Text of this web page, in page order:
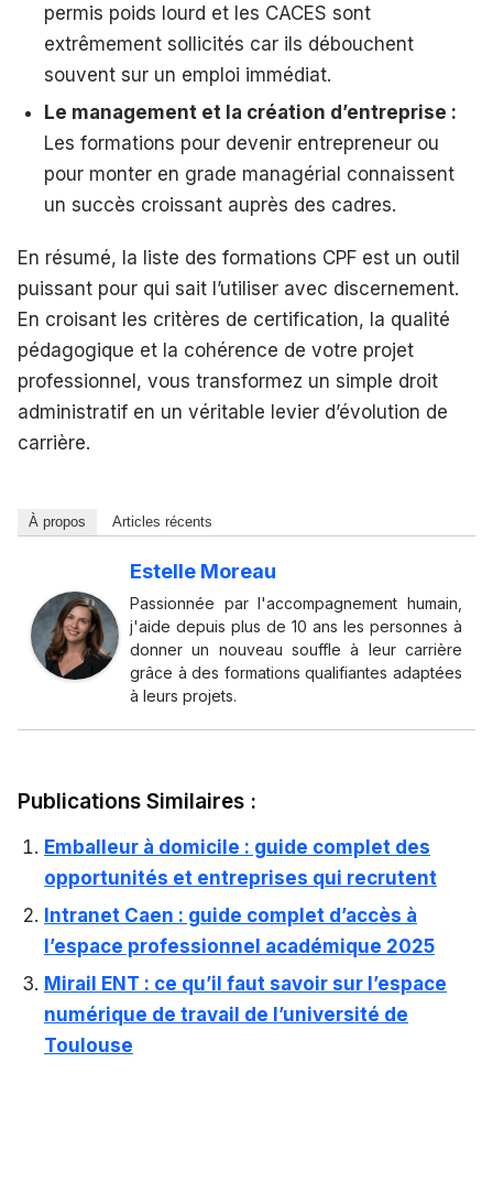
permis poids lourd et les CACES sont
extrêmement sollicités car ils débouchent
souvent sur un emploi immédiat.
Le management et la création d’entreprise :
Les formations pour devenir entrepreneur ou
pour monter en grade managérial connaissent
un succès croissant auprès des cadres.
En résumé, la liste des formations CPF est un outil
puissant pour qui sait l’utiliser avec discernement.
En croisant les critères de certification, la qualité
pédagogique et la cohérence de votre projet
professionnel, vous transformez un simple droit
administratif en un véritable levier d’évolution de
carrière.
À propos Articles récents
Estelle Moreau
Passionnée par l'accompagnement humain,
j'aide depuis plus de 10 ans les personnes à
donner un nouveau souffle à leur carrière
grâce à des formations qualifiantes adaptées
à leurs projets.
Publications Similaires :
Emballeur à domicile : guide complet des
opportunités et entreprises qui recrutent
Intranet Caen : guide complet d’accès à
l’espace professionnel académique 2025
Mirail ENT : ce qu’il faut savoir sur l’espace
numérique de travail de l’université de
Toulouse